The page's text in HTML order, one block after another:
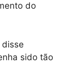
do
disse
sido tão